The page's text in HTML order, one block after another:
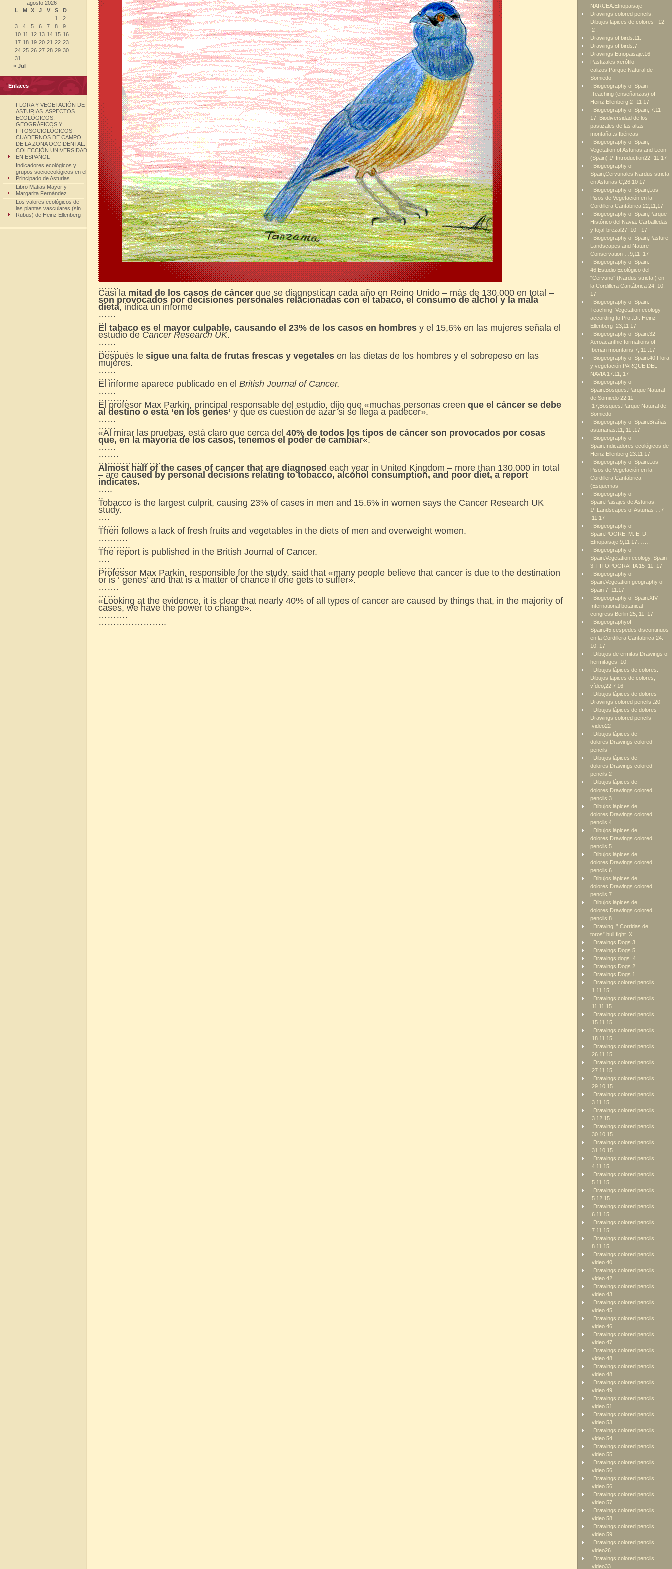
agosto 2026
L
M X J V S
D
1
2
3
4 5 6 7 8
9
10 11 12 13 14 15 16
17 18 19 20 21 22 23
24 25 26 27 28 29 30
31
« Jul
Enlaces
FLORA Y VEGETACIÓN DE
ASTURIAS. ASPECTOS
ECOLÓGICOS,
GEOGRÁFICOS Y
FITOSOCIOLÓGICOS.
CUADERNOS DE CAMPO
DE LA ZONA OCCIDENTAL.
COLECCIÓN UNIVERSIDAD
EN ESPAÑOL
Indicadores ecológicos y
grupos socioecológicos en el
Principado de Asturias
Libro Matias Mayor y
Margarita Fernández
Los valores ecológicos de
las plantas vasculares (sin
Rubus) de Heinz Ellenberg
…….
Casi la mitad de los casos de cáncer que se diagnostican cada año en Reino Unido – más de 130.000 en total –
son provocados por decisiones personales relacionadas con el tabaco, el consumo de alchol y la mala
dieta, indica un informe
……
…
El tabaco es el mayor culpable, causando el 23% de los casos en hombres y el 15,6% en las mujeres señala el
estudio de Cancer Research UK.
……
…….
Después le sigue una falta de frutas frescas y vegetales en las dietas de los hombres y el sobrepeso en las
mujeres.
……
……
El informe aparece publicado en el British Journal of Cancer.
……
……….
El profesor Max Parkin, principal responsable del estudio, dijo que «muchas personas creen que el cáncer se debe
al destino o está ‘en los genes’ y que es cuestión de azar si se llega a padecer».
……
……
«Al mirar las pruebas, está claro que cerca del 40% de todos los tipos de cáncer son provocados por cosas
que, en la mayoría de los casos, tenemos el poder de cambiar«.
……
…….
…………………
Almost half of the cases of cancer that are diagnosed each year in United Kingdom – more than 130,000 in total
– are caused by personal decisions relating to tobacco, alcohol consumption, and poor diet, a report
indicates.
…..
..
Tobacco is the largest culprit, causing 23% of cases in men and 15.6% in women says the Cancer Research UK
study.
….
…….
Then follows a lack of fresh fruits and vegetables in the diets of men and overweight women.
……….
………..
The report is published in the British Journal of Cancer.
….
………
Professor Max Parkin, responsible for the study, said that «many people believe that cancer is due to the destination
or is ‘ genes’ and that is a matter of chance if one gets to suffer».
…….
……
«Looking at the evidence, it is clear that nearly 40% of all types of cancer are caused by things that, in the majority of
cases, we have the power to change».
……….
…………………..
NARCEA.Etnopaisaje
Drawings colored pencils.
Dibujos lapices de colores –12
.2 .
Drawings of birds.11.
Drawings of birds.7.
Drawings.Etnopaisaje.16
Pastizales xerófilo-
calizos.Parque Natural de
Somiedo.
. Biogeography of Spain
.Teaching (enseñanzas) of
Heinz Ellenberg.2 -11 17
. Biogeography of Spain, 7.11
17. Biodiversidad de los
pastizales de las altas
montaña..s Ibéricas
. Biogeography of Spain,
Vegetation of Asturias and Leon
(Spain) 1º.Introduction22- 11 17
. Biogeography of
Spain,Cervunales,Nardus stricta
en Asturias,C,26,10 17
. Biogeography of Spain,Los
Pisos de Vegetación en la
Cordillera Cantábrica,22,11,17
. Biogeography of Spain,Parque
Histórico del Navia. Carballedas
y tojal-brezal27. 10-. 17
. Biogeography of Spain,Pasture
Landscapes and Nature
Conservation …9,11 .17
. Biogeography of Spain.
46.Estudio Ecológico del
“Cervuno” (Nardus stricta ) en
la Cordillera Cantábrica 24. 10.
17
. Biogeography of Spain.
Teaching: Vegetation ecology
according to Prof.Dr. Heinz
Ellenberg .23,11 17
. Biogeography of Spain.32-
Xeroacanthic formations of
Iberian mountains.7, 11 .17
. Biogeography of Spain.40.Flora
y vegetación.PARQUE DEL
NAVIA 17.11, 17
. Biogeography of
Spain.Bosques.Parque Natural
de Somiedo 22 11
,17,Bosques.Parque Natural de
Somiedo
. Biogeography of Spain.Brañas
asturianas.11, 11 .17
. Biogeography of
Spain.Indicadores ecológicos de
Heinz Ellenberg 23.11 17
. Biogeography of Spain.Los
Pisos de Vegetación en la
Cordillera Cantábrica
(Esquemas
. Biogeography of
Spain.Paisajes de Asturias.
1º.Landscapes of Asturias …7
.11,17
. Biogeography of
Spain.POORE, M. E. D.
Etnopaisaje.9,11 17…….
. Biogeography of
Spain.Vegetation ecology. Spain
3. FITOPOGRAFIA 15 .11. 17
. Biogeography of
Spain.Vegetation geography of
Spain 7. 11.17
. Biogeography of Spain.XIV
International botanical
congress.Berlin.25, 11. 17
. Biogeographyof
Spain.45,cespedes discontinuos
en la Cordillera Cantabrica 24.
10, 17
. Dibujos de ermitas.Drawings of
hermitages. 10.
. Dibujos lápices de colores.
Dibujos lapices de colores,
vídeo,22,7 16
. Dibujos lápices de dolores
Drawings colored pencils .20
. Dibujos lápices de dolores
Drawings colored pencils
.video22
. Dibujos lápices de
dolores.Drawings colored
pencils
. Dibujos lápices de
dolores.Drawings colored
pencils.2
. Dibujos lápices de
dolores.Drawings colored
pencils.3
. Dibujos lápices de
dolores.Drawings colored
pencils.4
. Dibujos lápices de
dolores.Drawings colored
pencils.5
. Dibujos lápices de
dolores.Drawings colored
pencils.6
. Dibujos lápices de
dolores.Drawings colored
pencils.7
. Dibujos lápices de
dolores.Drawings colored
pencils.8
. Drawing. ” Corridas de
toros”.bull fight .X
. Drawings Dogs 3.
. Drawings Dogs 5.
. Drawings dogs. 4
. Drawings Dogs 2.
. Drawings Dogs 1.
. Drawings colored pencils
.1.11.15
. Drawings colored pencils
.11.11.15
. Drawings colored pencils
.15.11.15
. Drawings colored pencils
.18.11.15
. Drawings colored pencils
.26.11.15
. Drawings colored pencils
.27.11.15
. Drawings colored pencils
.29.10.15
. Drawings colored pencils
.3.11.15
. Drawings colored pencils
.3.12.15
. Drawings colored pencils
.30.10.15
. Drawings colored pencils
.31.10.15
. Drawings colored pencils
.4.11.15
. Drawings colored pencils
.5.11.15
. Drawings colored pencils
.5.12.15
. Drawings colored pencils
.6.11.15
. Drawings colored pencils
.7.11.15
. Drawings colored pencils
.8.11.15
. Drawings colored pencils
.video 40
. Drawings colored pencils
.video 42
. Drawings colored pencils
.video 43
. Drawings colored pencils
.video 45
. Drawings colored pencils
.video 46
. Drawings colored pencils
.video 47
. Drawings colored pencils
.video 48
. Drawings colored pencils
.video 48
. Drawings colored pencils
.video 49
. Drawings colored pencils
.video 51
. Drawings colored pencils
.video 53
. Drawings colored pencils
.video 54
. Drawings colored pencils
.video 55
. Drawings colored pencils
.video 56
. Drawings colored pencils
.video 56
. Drawings colored pencils
.video 57
. Drawings colored pencils
.video 58
. Drawings colored pencils
.video 59
. Drawings colored pencils
.video26
. Drawings colored pencils
.video33